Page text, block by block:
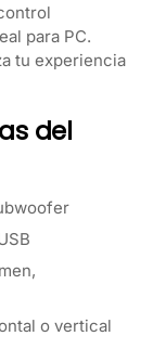
para PC.
tu experiencia
del
o vertical